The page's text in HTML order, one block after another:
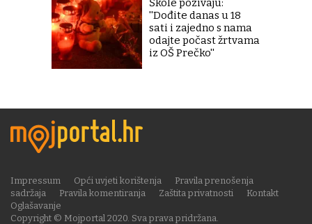
Škole pozivaju:
''Dođite danas u 18
sati i zajedno s nama
odajte počast žrtvama
iz OŠ Prečko''
Copyright © Mojportal 2020. Sva prava pridržana.
Impressum Opći uvjeti korištenja
Pravila prenošenja
sadržaja
Pravila komentiranja Zaštita privatnosti
Kontakt
Oglašavanje